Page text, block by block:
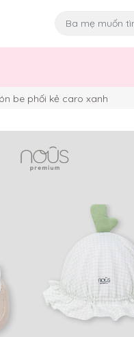
be phối kẻ caro xanh